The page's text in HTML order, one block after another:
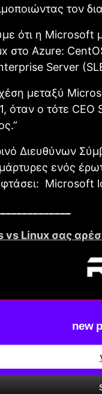
τον
ότι η Microsoft
στο Azure:
Server
μεταξύ
όταν ο τότε CEO
Διευθύνων
μάρτυρες ενός
Microsoft
vs Linux σας
new